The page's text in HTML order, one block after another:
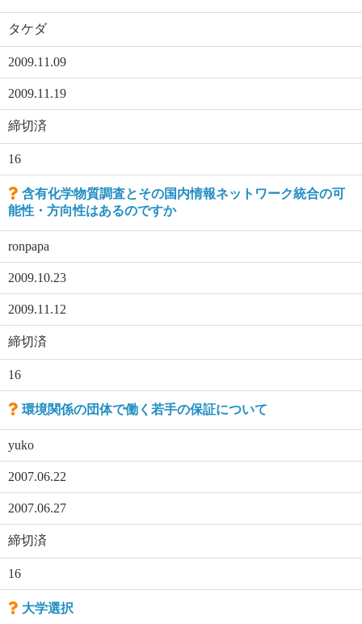
タケダ
2009.11.09
2009.11.19
締切済
16
含有化学物質調査とその国内情報ネットワーク統合の可
能性・方向性はあるのですか
ronpapa
2009.10.23
2009.11.12
締切済
16
環境関係の団体で働く若手の保証について
yuko
2007.06.22
2007.06.27
締切済
16
大学選択